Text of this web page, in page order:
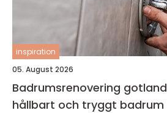
inspiration
05. August 2026
Badrumsrenovering gotland så skapar du ett
hållbart och tryggt badrum